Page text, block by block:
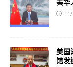
美华
美国
馆发